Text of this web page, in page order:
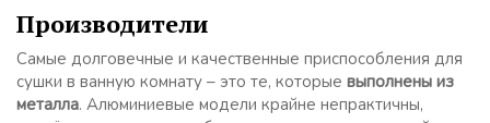
Производители
Самые долговечные и качественные приспособления для
сушки в ванную комнату – это те, которые выполнены из
металла. Алюминиевые модели крайне непрактичны,